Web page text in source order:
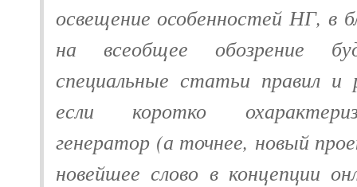
освещение особенностей НГ, в
на всеобщее обозрение
специальные статьи правил и
если коротко
генератор (а точнее, новый
новейшее слово в концепции